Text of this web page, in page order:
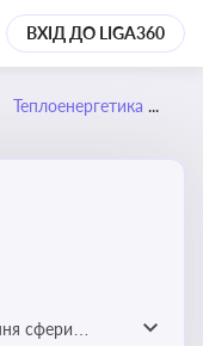
ВХІД ДО LIGA360
Теплоенергетика
сфери